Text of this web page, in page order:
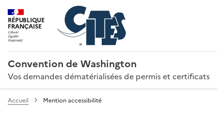
RÉPUBLIQUE
FRANÇAISE
Convention de Washington
Vos demandes dématérialisées de permis et certificats
Accueil Mention accessibilité